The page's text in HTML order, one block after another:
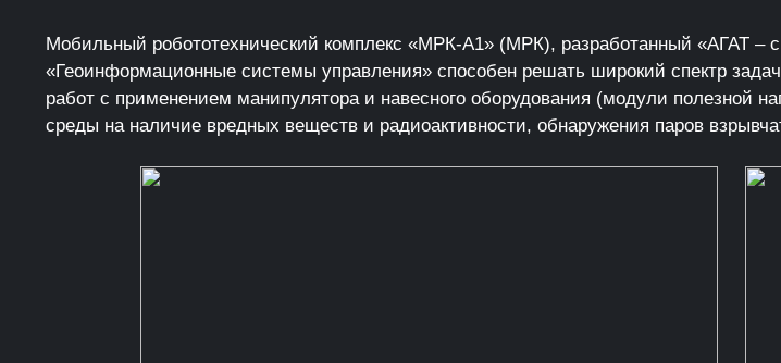
Мобильный робототехнический комплекс «МРК-А1» (МРК), разработанный «АГАТ –
«Геоинформационные системы управления» способен решать широкий спектр
работ с применением манипулятора и навесного оборудования (модули полезной
среды на наличие вредных веществ и радиоактивности, обнаружения паров